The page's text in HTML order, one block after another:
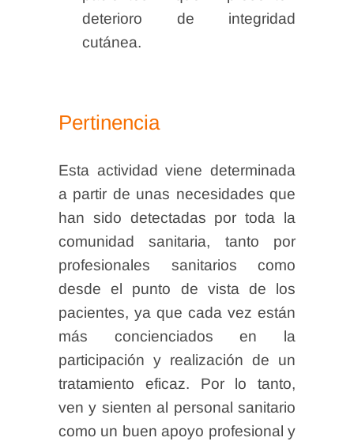
deterioro de integridad
cutánea.
Pertinencia
Esta actividad viene determinada
a partir de unas necesidades que
han sido detectadas por toda la
comunidad sanitaria, tanto por
profesionales sanitarios como
desde el punto de vista de los
pacientes, ya que cada vez están
más concienciados en la
participación y realización de un
tratamiento eficaz. Por lo tanto,
ven y sienten al personal sanitario
como un buen apoyo profesional y